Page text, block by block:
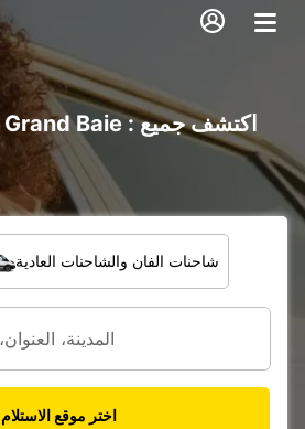
شاحنات الفان والشاحنات العادية
اختر موقع الاستلام